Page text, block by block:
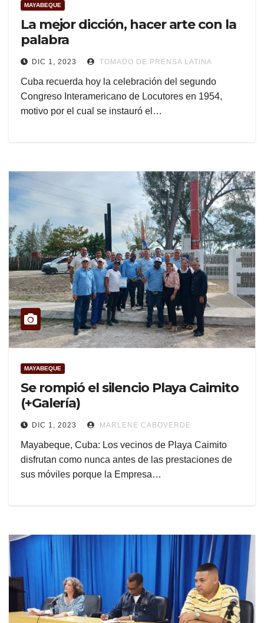
MAYABEQUE
La mejor dicción, hacer arte con la
palabra
DIC 1, 2023 TOMADO DE PRENSA LATINA
Cuba recuerda hoy la celebración del segundo
Congreso Interamericano de Locutores en 1954,
motivo por el cual se instauró el…
MAYABEQUE
Se rompió el silencio Playa Caimito
(+Galería)
DIC 1, 2023 MARLENE CABOVERDE
Mayabeque, Cuba: Los vecinos de Playa Caimito
disfrutan como nunca antes de las prestaciones de
sus móviles porque la Empresa…